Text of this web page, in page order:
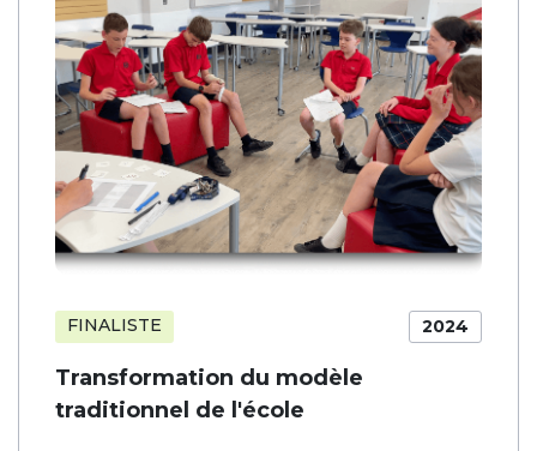
2024
FINALISTE
Transformation du modèle
traditionnel de l'école